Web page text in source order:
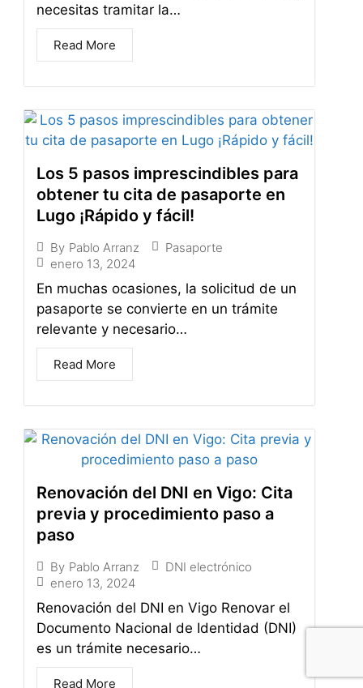
necesitas tramitar la…
Read More
Los 5 pasos imprescindibles para
obtener tu cita de pasaporte en
Lugo ¡Rápido y fácil!
By Pablo Arranz
Pasaporte
enero 13, 2024
En muchas ocasiones, la solicitud de un
pasaporte se convierte en un trámite
relevante y necesario…
Read More
Renovación del DNI en Vigo: Cita
previa y procedimiento paso a
paso
By Pablo Arranz
DNI electrónico
enero 13, 2024
Renovación del DNI en Vigo Renovar el
Documento Nacional de Identidad (DNI)
es un trámite necesario…
Read More